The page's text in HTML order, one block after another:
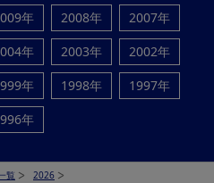
年 2008年
2007年
年 2003年
2002年
年 1998年
1997年
年
覧
2026